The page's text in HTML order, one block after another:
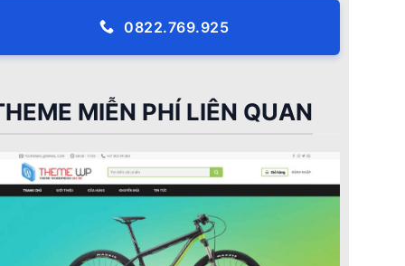
0822.769.925
MIỄN PHÍ LIÊN QUAN